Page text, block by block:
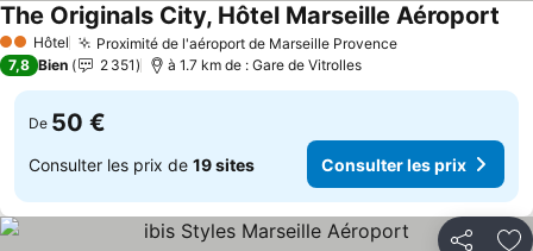
2 Étoiles
Hôtel Proximité de l'aéroport de Marseille ProvenceConsulter les
The Originals City, Hôtel Marseille Aéroport
7,8 Bien 2 351 à 1.7 km de : Gare de Vitrolles
De 50 €
Consulter les prix de 19 sites Consulter les prix